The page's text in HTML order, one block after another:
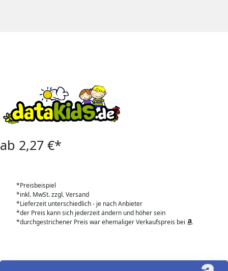
ab 2,27 €*
*Preisbeispiel
*inkl. MwSt. zzgl. Versand
*Lieferzeit unterschiedlich - je nach Anbieter
*der Preis kann sich jederzeit ändern und höher sein
*durchgestrichener Preis war ehemaliger Verkaufspreis bei